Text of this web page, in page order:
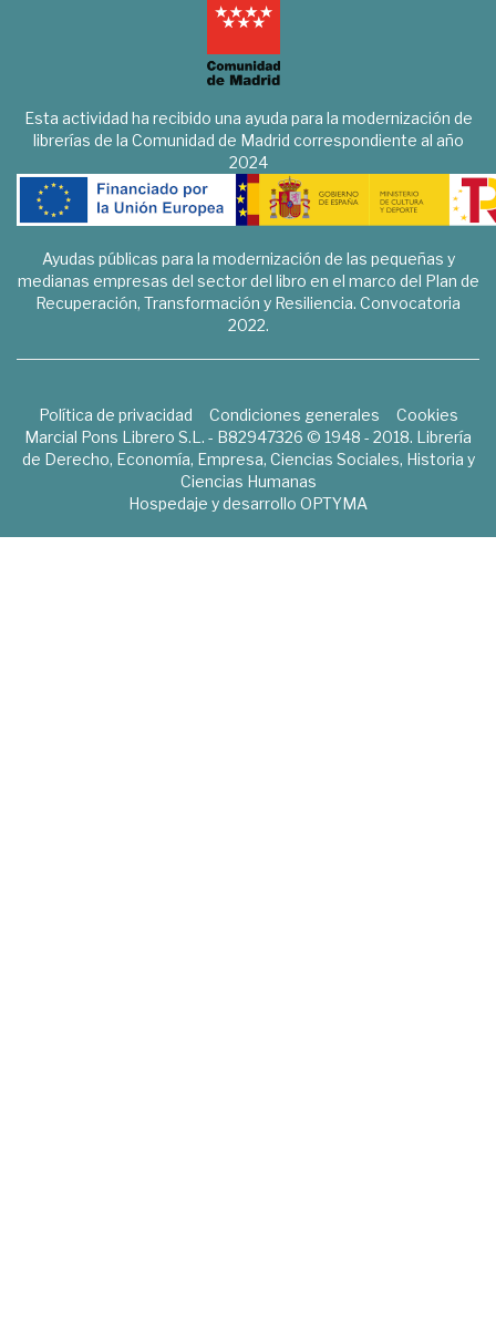
Esta actividad ha recibido una ayuda para la modernización de
librerías de la Comunidad de Madrid correspondiente al año
2024
Ayudas públicas para la modernización de las pequeñas y
medianas empresas del sector del libro en el marco del Plan de
Recuperación, Transformación y Resiliencia. Convocatoria
2022.
Política de privacidad Condiciones generales
Cookies
Marcial Pons Librero S.L. - B82947326 © 1948 - 2018. Librería
de Derecho, Economía, Empresa, Ciencias Sociales, Historia y
Ciencias Humanas
Hospedaje y desarrollo OPTYMA